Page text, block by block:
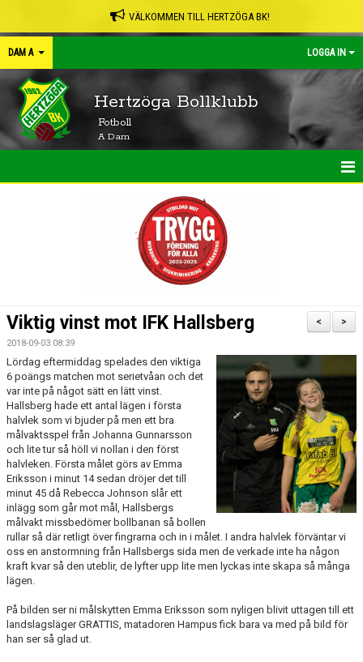
VÄLKOMMEN TILL HERTZÖGA BK!
DAM A LOGGA IN
Hertzöga Bollklubb
Fotboll
A Dam
TRUPPEN
BILDGALLERI
DOKUMENT
KONTAKT
HISTORIA
>
<
Viktig vinst mot IFK Hallsberg
2018-09-03 08:39
Lördag eftermiddag spelades den viktiga
6 poängs matchen mot serietvåan och det
var inte på något sätt en lätt vinst.
Hallsberg hade ett antal lägen i första
halvlek som vi bjuder på men ett bra
målvaktsspel från Johanna Gunnarsson
och lite tur så höll vi nollan i den först
halvleken. Första målet görs av Emma
Eriksson i minut 14 sedan dröjer det till
minut 45 då Rebecca Johnson slår ett
inlägg som går mot mål, Hallsbergs
målvakt missbedömer bollbanan så bollen
rullar så där retligt över fingrarna och in i målet. I andra halvlek förväntar vi
oss en anstormning från Hallsbergs sida men de verkade inte ha någon
kraft kvar så den uteblir, de lyfter upp lite men lyckas inte skapa så många
lägen.
På bilden ser ni målskytten Emma Eriksson som nyligen blivit uttagen till ett
landslagsläger GRATTIS, matadoren Hampus fick bara va med på bild för
han ser så glad ut.